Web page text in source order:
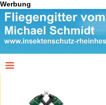
Werbung